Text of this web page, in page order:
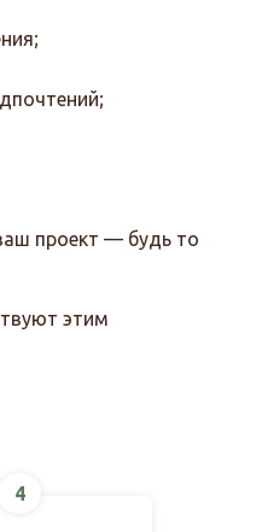
проект — будь то
этим
4